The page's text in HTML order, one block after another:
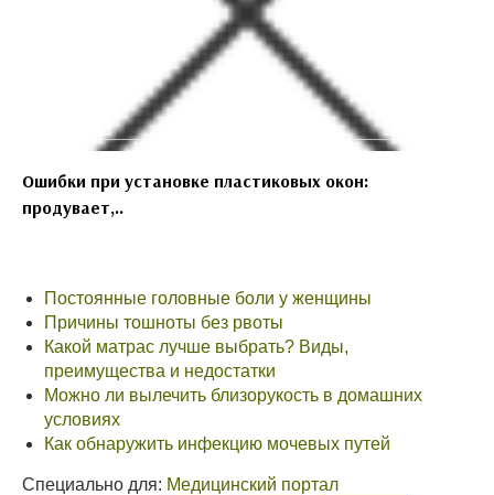
Ошибки при установке пластиковых окон:
продувает,..
Постоянные головные боли у женщины
Причины тошноты без рвоты
Какой матрас лучше выбрать? Виды,
преимущества и недостатки
Можно ли вылечить близорукость в домашних
условиях
Как обнаружить инфекцию мочевых путей
Специально для: Медицинский портал